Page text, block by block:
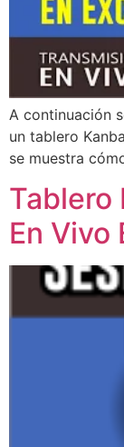
A continuación
un tablero
se muestra
Tablero
En Vivo